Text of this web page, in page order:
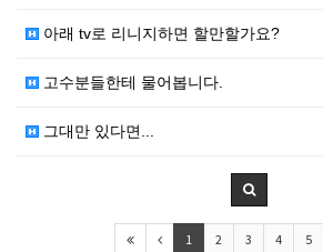
아래 tv로 리니지하면 할만할가요?
고수분들한테 물어봅니다.
그대만 있다면...
1 2 3 4 5